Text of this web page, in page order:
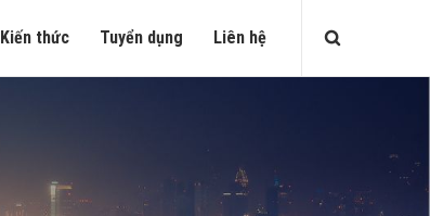
Kiến thức Tuyển dụng Liên hệ